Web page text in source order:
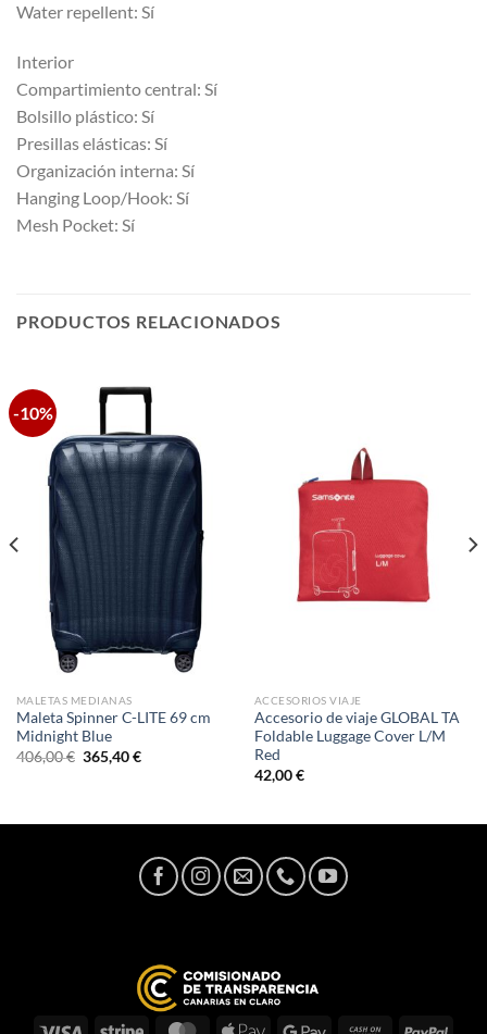
Water repellent: Sí
Interior
Compartimiento central: Sí
Bolsillo plástico: Sí
Presillas elásticas: Sí
Organización interna: Sí
Hanging Loop/Hook: Sí
Mesh Pocket: Sí
PRODUCTOS RELACIONADOS
-10%
MALETAS MEDIANAS
Maleta Spinner C-LITE 69 cm
Midnight Blue
406,00€ El
precio
365,40€El
ACCESORIOS VIAJE
Accesorio de viaje GLOBAL TA
Foldable Luggage Cover L/M
Red
42,00€